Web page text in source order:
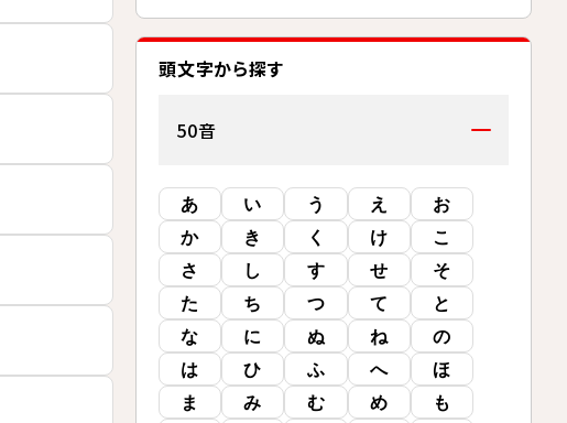
頭文字から探す
50音
あ い う え
お
か
き く け
こ
さ
し す せ
そ
た
ち つ て
と
な
に ぬ ね
の
は
ひ ふ へ
ほ
ま
み む め
も